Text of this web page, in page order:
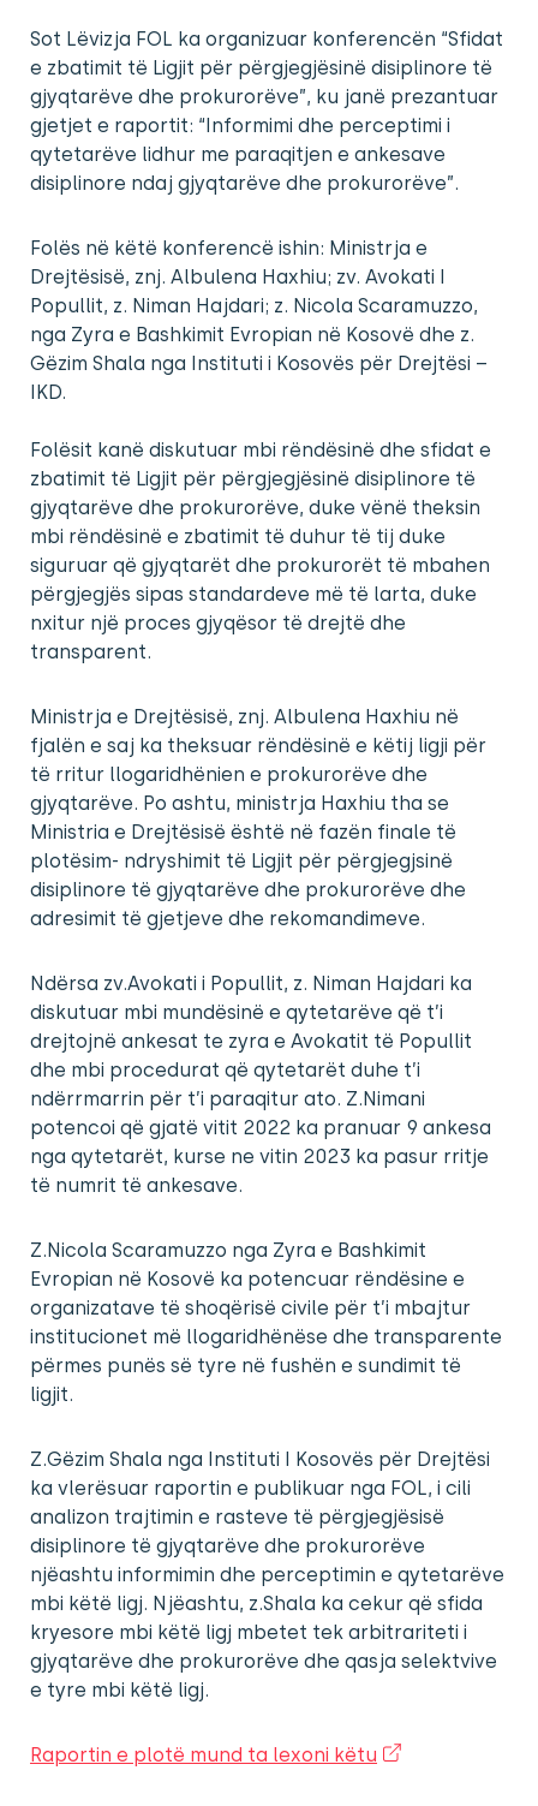
Sot Lëvizja FOL ka organizuar konferencën “Sfidat
e zbatimit të Ligjit për përgjegjësinë disiplinore të
gjyqtarëve dhe prokurorëve”, ku janë prezantuar
gjetjet e raportit: “Informimi dhe perceptimi i
qytetarëve lidhur me paraqitjen e ankesave
disiplinore ndaj gjyqtarëve dhe prokurorëve”.
Folës në këtë konferencë ishin: Ministrja e
Drejtësisë, znj. Albulena Haxhiu; zv. Avokati I
Popullit, z. Niman Hajdari; z. Nicola Scaramuzzo,
nga Zyra e Bashkimit Evropian në Kosovë dhe z.
Gëzim Shala nga Instituti i Kosovës për Drejtësi –
IKD.
Folësit kanë diskutuar mbi rëndësinë dhe sfidat e
zbatimit të Ligjit për përgjegjësinë disiplinore të
gjyqtarëve dhe prokurorëve, duke vënë theksin
mbi rëndësinë e zbatimit të duhur të tij duke
siguruar që gjyqtarët dhe prokurorët të mbahen
përgjegjës sipas standardeve më të larta, duke
nxitur një proces gjyqësor të drejtë dhe
transparent.
Ministrja e Drejtësisë, znj. Albulena Haxhiu në
fjalën e saj ka theksuar rëndësinë e këtij ligji për
të rritur llogaridhënien e prokurorëve dhe
gjyqtarëve. Po ashtu, ministrja Haxhiu tha se
Ministria e Drejtësisë është në fazën finale të
plotësim- ndryshimit të Ligjit për përgjegjsinë
disiplinore të gjyqtarëve dhe prokurorëve dhe
adresimit të gjetjeve dhe rekomandimeve.
Ndërsa zv.Avokati i Popullit, z. Niman Hajdari ka
diskutuar mbi mundësinë e qytetarëve që t’i
drejtojnë ankesat te zyra e Avokatit të Popullit
dhe mbi procedurat që qytetarët duhe t’i
ndërrmarrin për t’i paraqitur ato. Z.Nimani
potencoi që gjatë vitit 2022 ka pranuar 9 ankesa
nga qytetarët, kurse ne vitin 2023 ka pasur rritje
të numrit të ankesave.
Z.Nicola Scaramuzzo nga Zyra e Bashkimit
Evropian në Kosovë ka potencuar rëndësine e
organizatave të shoqërisë civile për t’i mbajtur
institucionet më llogaridhënëse dhe transparente
përmes punës së tyre në fushën e sundimit të
ligjit.
Z.Gëzim Shala nga Instituti I Kosovës për Drejtësi
ka vlerësuar raportin e publikuar nga FOL, i cili
analizon trajtimin e rasteve të përgjegjësisë
disiplinore të gjyqtarëve dhe prokurorëve
njëashtu informimin dhe perceptimin e qytetarëve
mbi këtë ligj. Njëashtu, z.Shala ka cekur që sfida
kryesore mbi këtë ligj mbetet tek arbitrariteti i
gjyqtarëve dhe prokurorëve dhe qasja selektvive
e tyre mbi këtë ligj.
Raportin e plotë mund ta lexoni këtu